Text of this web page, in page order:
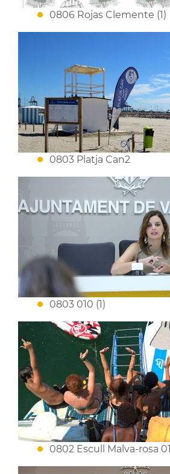
0806 Rojas Clemente (1)
0803 Platja Can2
0803 010 (1)
0802 Escull Malva-rosa 01